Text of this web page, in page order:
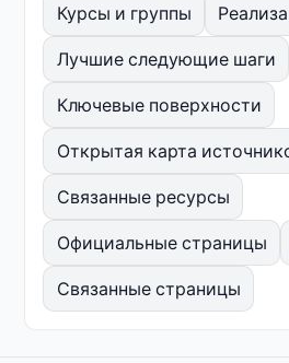
Курсы и группы
Лучшие следующие шаги
Ключевые поверхности
Открытая карта
Связанные ресурсы
Официальные страницы
Связанные страницы